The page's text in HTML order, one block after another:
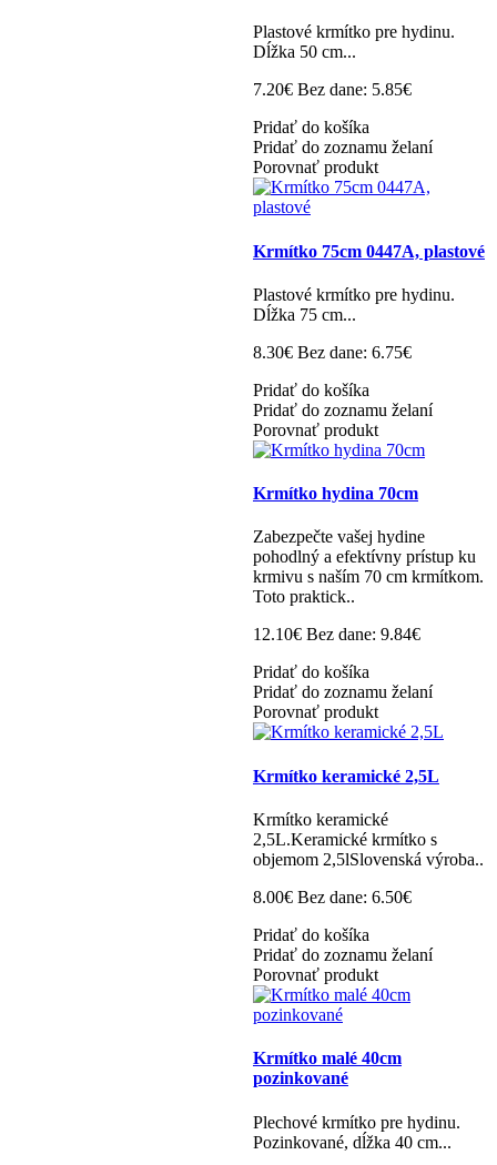
Plastové krmítko pre hydinu.
Dĺžka 50 cm...
7.20€ Bez dane: 5.85€
Pridať do košíka
Pridať do zoznamu želaní
Porovnať produkt
Krmítko 75cm 0447A, plastové
Plastové krmítko pre hydinu.
Dĺžka 75 cm...
8.30€ Bez dane: 6.75€
Pridať do košíka
Pridať do zoznamu želaní
Porovnať produkt
Krmítko hydina 70cm
Zabezpečte vašej hydine
pohodlný a efektívny prístup ku
krmivu s naším 70 cm krmítkom.
Toto praktick..
12.10€ Bez dane: 9.84€
Pridať do košíka
Pridať do zoznamu želaní
Porovnať produkt
Krmítko keramické 2,5L
Krmítko keramické
2,5L.Keramické krmítko s
objemom 2,5lSlovenská výroba..
8.00€ Bez dane: 6.50€
Pridať do košíka
Pridať do zoznamu želaní
Porovnať produkt
Krmítko malé 40cm
pozinkované
Plechové krmítko pre hydinu.
Pozinkované, dĺžka 40 cm...